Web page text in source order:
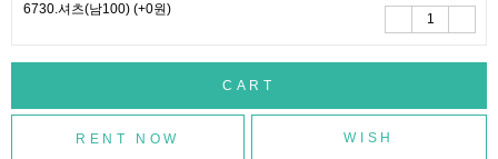
6730.셔츠(남100) (+0원)
WISH